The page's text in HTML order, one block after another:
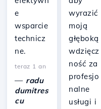
e
wsparcie
technicz
ne.
teraz 1 an
— radu
dumitres
cu
wyrazić
moją
głęboką
wdzięcz
ność za
profesjo
nalne
usługi i